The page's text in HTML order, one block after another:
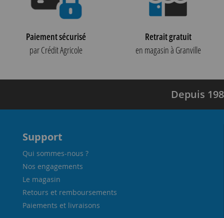
Paiement sécurisé
par Crédit Agricole
Retrait gratuit
en magasin à Granville
Depuis
Support
Qui sommes-nous ?
Nos engagements
Le magasin
Retours et remboursements
Paiements et livraisons